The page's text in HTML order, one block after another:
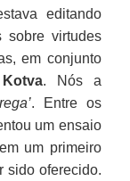
editando
sobre virtudes
em conjunto
. Nós a
. Entre os
um ensaio
um primeiro
sido oferecido.